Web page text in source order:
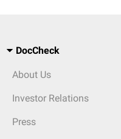
DocCheck
About Us
Investor Relations
Press